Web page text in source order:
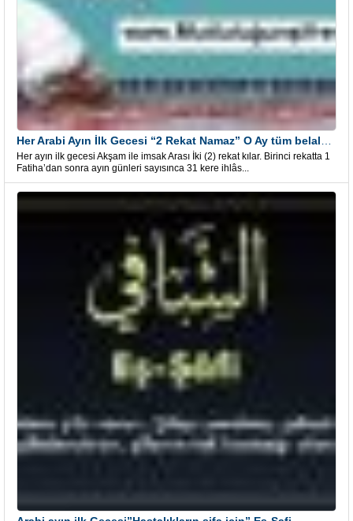
Her ayın ilk gecesi Akşam ile imsak Arası İki (2) rekat kılar. Birinci rekatta 1
Fatiha’dan sonra ayın günleri sayısınca 31 kere ihlâs...